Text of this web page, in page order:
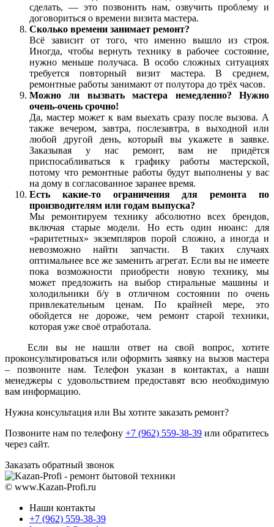
сделать, — это позвонить нам, озвучить проблему и
договориться о времени визита мастера.
Сколько времени занимает ремонт?
Всё зависит от того, что именно вышло из строя.
Иногда, чтобы вернуть технику в рабочее состояние,
нужно меньше получаса. В особо сложных ситуациях
требуется повторный визит мастера. В среднем,
ремонтные работы занимают от полутора до трёх часов.
Можно ли вызвать мастера немедленно? Нужно
очень-очень срочно!
Да, мастер может к вам выехать сразу после вызова. А
также вечером, завтра, послезавтра, в выходной или
любой другой день, который вы укажете в заявке.
Заказывая у нас ремонт, вам не придётся
приспосабливаться к графику работы мастерской,
потому что ремонтные работы будут выполнены у вас
на дому в согласованное заранее время.
Есть какие-то ограничения для ремонта по
производителям или годам выпуска?
Мы ремонтируем технику абсолютно всех брендов,
включая старые модели. Но есть один нюанс: для
«раритетных» экземпляров порой сложно, а иногда и
невозможно найти запчасти. В таких случаях
оптимальнее все же заменить агрегат. Если вы не имеете
пока возможности приобрести новую технику, мы
может предложить на выбор стиральные машины и
холодильники б/у в отличном состоянии по очень
привлекательным ценам. По крайней мере, это
обойдется не дороже, чем ремонт старой техники,
которая уже своё отработала.
Если вы не нашли ответ на свой вопрос, хотите
проконсультироваться или оформить заявку на вызов мастера
– позвоните нам. Телефон указан в контактах, а наши
менеджеры с удовольствием предоставят всю необходимую
вам информацию.
Нужна консультация или Вы хотите заказать ремонт?
Позвоните нам по телефону +7 (962) 559-38-39 или обратитесь
через сайт.
Заказать обратный звонок
© www.Kazan-Profi.ru
Наши контакты
+7 (962) 559-38-39